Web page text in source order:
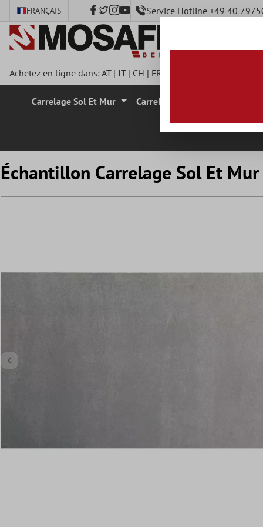
principal
FRANÇAIS Service Hotline +49 40
Achetez en ligne dans:AT| IT| CH | FR
Carrelage Sol Et Mur Carrelage Mural
Échantillon Carrelage Sol Et